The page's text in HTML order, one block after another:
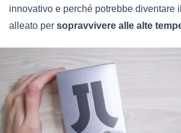
innovativo e perché potrebbe diventare
alleato per sopravvivere alle alte